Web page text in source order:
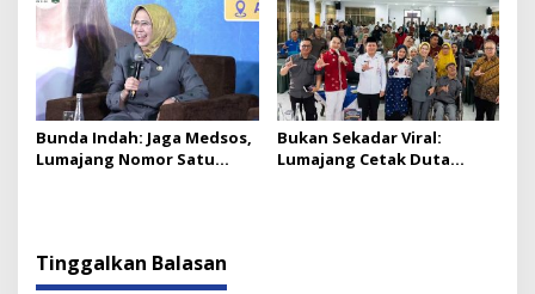
Bunda Indah: Jaga Medsos,
Lumajang Nomor Satu
Bukan Sekadar Viral:
Lumajang Cetak Duta
Tinggalkan Balasan